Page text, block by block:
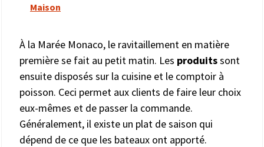
Maison
À la Marée Monaco, le ravitaillement en matière
première se fait au petit matin. Les produitssont
ensuite disposés sur la cuisine et le comptoir à
poisson. Ceci permet aux clients de faire leur choix
eux-mêmes et de passer la commande.
Généralement, il existe un plat de saison qui
dépend de ce que les bateaux ont apporté.